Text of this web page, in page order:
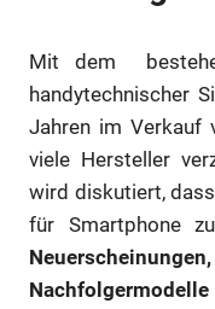
Mit dem
handytechnischer
Jahren im Verkauf
viele Hersteller
wird diskutiert,
für Smartphone
Nachfolgermodelle